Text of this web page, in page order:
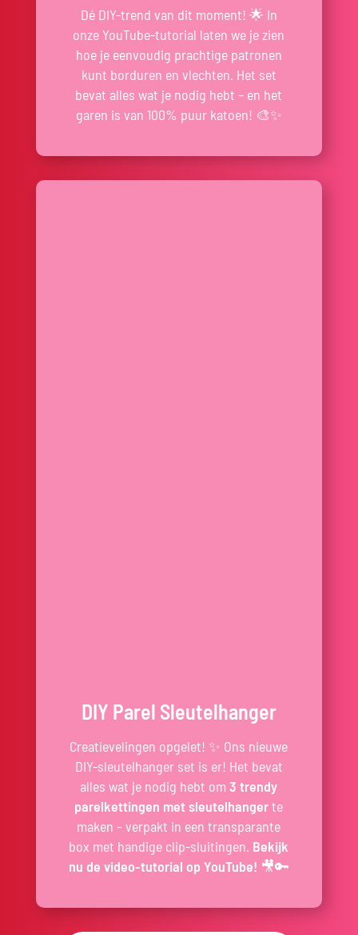
Dé DIY-trend van dit moment! 🌟 In
onze YouTube-tutorial laten we je zien
hoe je eenvoudig prachtige patronen
kunt borduren en vlechten. Het set
bevat alles wat je nodig hebt – en het
garen is van 100% puur katoen! 🎨✨
DIY Parel Sleutelhanger
Creatievelingen opgelet! ✨ Ons nieuwe
DIY-sleutelhanger set is er! Het bevat
alles wat je nodig hebt om3 trendy
parelkettingen met sleutelhangerte
maken – verpakt in een transparante
box met handige clip-sluitingen. Bekijk
nu de video-tutorial op YouTube! 🎥🔑